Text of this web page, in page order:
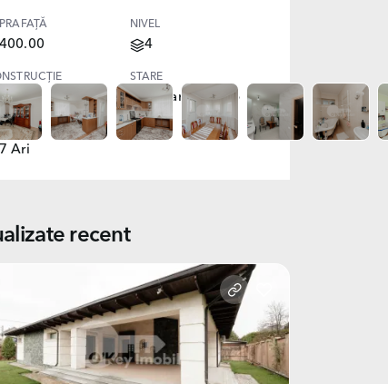
400.00
NIVEL
4
Nouă
STARE
Reparație euro
7 Ari
recent